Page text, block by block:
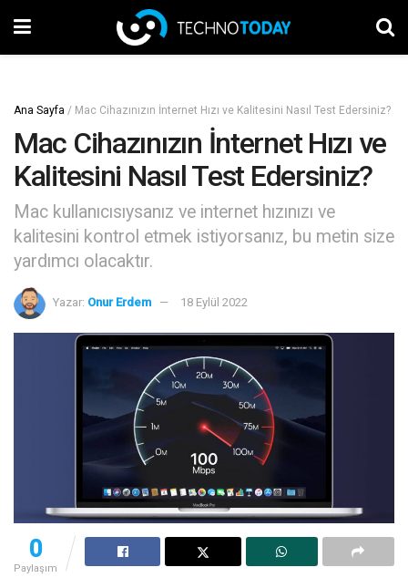
Ana Sayfa / Mac Cihazınızın İnternet Hızı ve Kalitesini Nasıl Test Edersiniz?
Mac Cihazınızın İnternet Hızı ve
Kalitesini Nasıl Test Edersiniz?
Mac kullanıcısıysanız ve internet hızınızı ve
kalitesini kontrol etmek istiyorsanız, bu metin size
yardımcı olacaktır.
Yazar: Onur Erdem 18 Eylül 2022
0
Paylaşım